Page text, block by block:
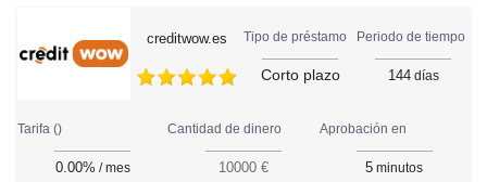
creditwow.es Tipo de préstamo
Corto plazo
Periodo de tiempo
144días
Tarifa ()
0.00% / mes
Cantidad de dinero
10000 €
Aprobación en
5 minutos